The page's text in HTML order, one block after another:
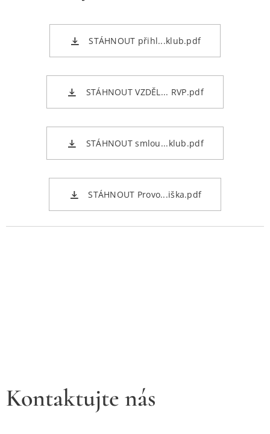
STÁHNOUT přihl...klub.pdf
STÁHNOUT VZDĚL... RVP.pdf
STÁHNOUT smlou...klub.pdf
STÁHNOUT Provo...iška.pdf
Kontaktujte nás